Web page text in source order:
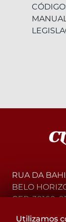
RUA DA
BELO
CEP: 30160-
Utilizamos